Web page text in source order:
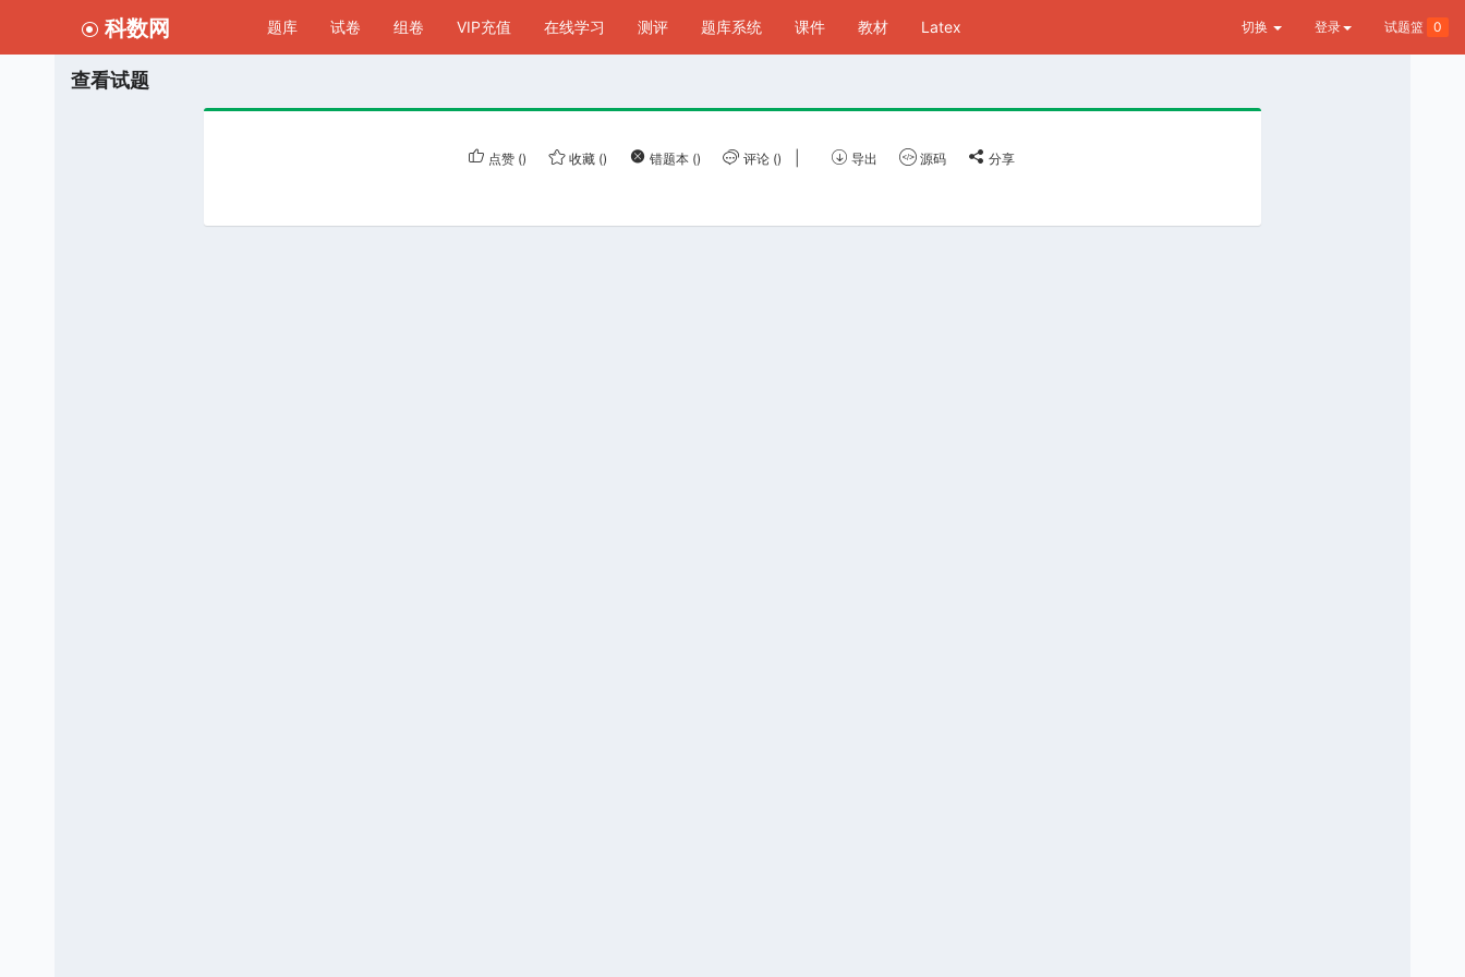
科数网 题库 试卷 组卷 VIP充值 在线学习 测评 题库系统 课件 教材 Latex 切换 登录 试题篮 0
查看试题
点赞 () 收藏 () 错题本 () 评论 () 导出 源码 分享